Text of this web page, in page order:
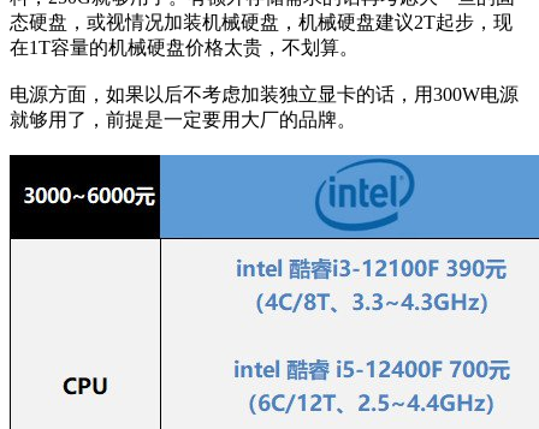
态硬盘，或视情况加装机械硬盘，机械硬盘建议2T起步，现
在1T容量的机械硬盘价格太贵，不划算。
电源方面，如果以后不考虑加装独立显卡的话，用300W电源
就够用了，前提是一定要用大厂的品牌。